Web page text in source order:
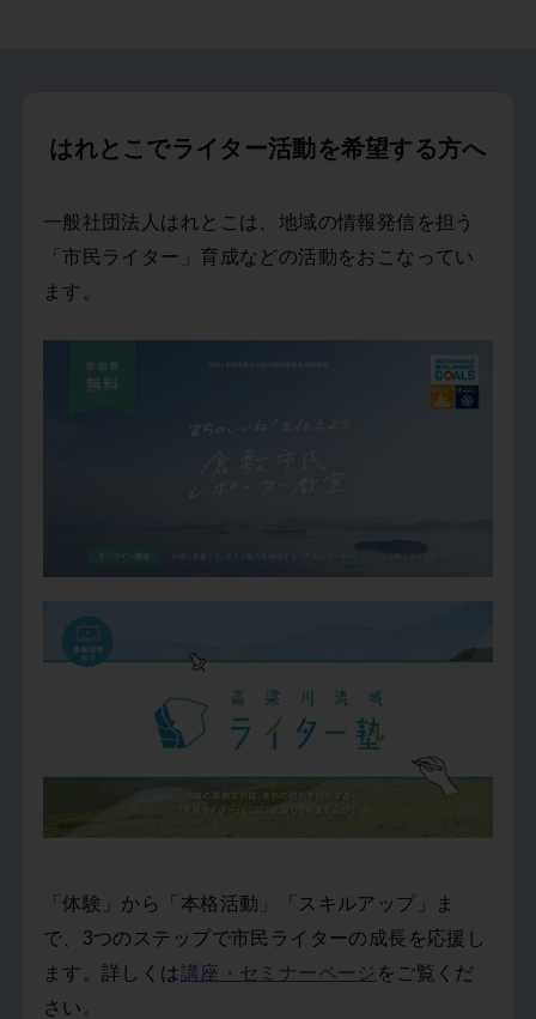
はれとこでライター活動を希望する方へ
一般社団法人はれとこは、地域の情報発信を担う
「市民ライター」育成などの活動をおこなってい
ます。
「体験」から「本格活動」「スキルアップ」ま
で、3つのステップで市民ライターの成長を応援し
ます。詳しくは講座・セミナーページ をご覧くだ
さい。